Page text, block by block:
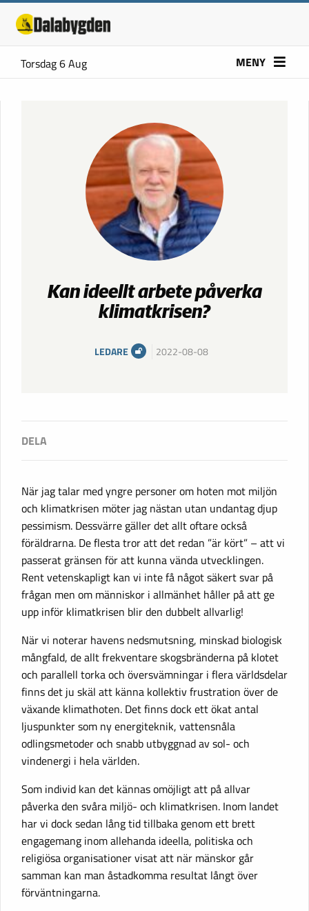
Torsdag 6 Aug MENY
Kan ideellt arbete påverka
klimatkrisen?
LEDARE 2022-08-08
När jag talar med yngre personer om hoten mot miljön
och klimatkrisen möter jag nästan utan undantag djup
pessimism. Dessvärre gäller det allt oftare också
föräldrarna. De flesta tror att det redan ”är kört” – att vi
passerat gränsen för att kunna vända utvecklingen.
Rent vetenskapligt kan vi inte få något säkert svar på
frågan men om människor i allmänhet håller på att ge
upp inför klimatkrisen blir den dubbelt allvarlig!
När vi noterar havens nedsmutsning, minskad biologisk
mångfald, de allt frekventare skogsbränderna på klotet
och parallell torka och översvämningar i flera världsdelar
finns det ju skäl att känna kollektiv frustration över de
växande klimathoten. Det finns dock ett ökat antal
ljuspunkter som ny energiteknik, vattensnåla
odlingsmetoder och snabb utbyggnad av sol- och
vindenergi i hela världen.
Som individ kan det kännas omöjligt att på allvar
påverka den svåra miljö- och klimatkrisen. Inom landet
har vi dock sedan lång tid tillbaka genom ett brett
engagemang inom allehanda ideella, politiska och
religiösa organisationer visat att när mänskor går
samman kan man åstadkomma resultat långt över
förväntningarna.